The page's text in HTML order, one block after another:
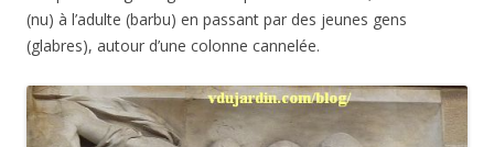
(nu) à l’adulte (barbu) en passant par des jeunes gens
(glabres), autour d’une colonne cannelée.